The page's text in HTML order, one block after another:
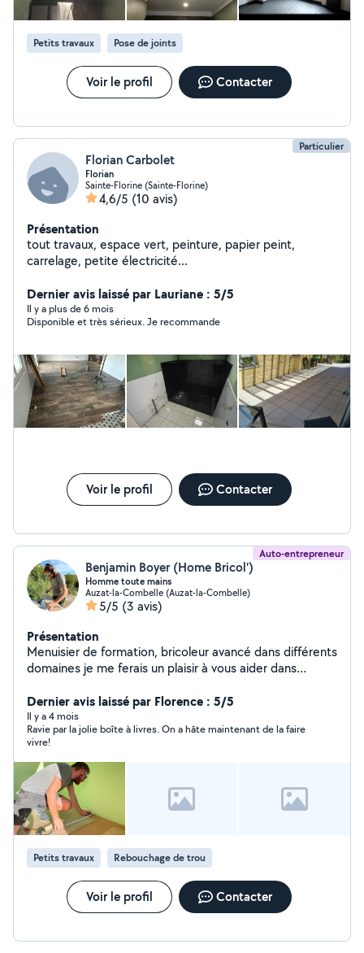
Petits travaux Pose de joints
Voir le profil Contacter
Particulier
Florian Carbolet
Florian
Sainte-Florine (Sainte-Florine)
4,6/5 (10 avis)
Présentation
tout travaux, espace vert, peinture, papier peint,
carrelage, petite électricité...
Dernier avis laissé par Lauriane : 5/5
Il y a plus de 6 mois
Disponible et très sérieux. Je recommande
Voir le profil Contacter
Auto-entrepreneur
Benjamin Boyer (Home Bricol')
Homme toute mains
Auzat-la-Combelle (Auzat-la-Combelle)
5/5 (3 avis)
Présentation
Menuisier de formation, bricoleur avancé dans différents
domaines je me ferais un plaisir à vous aider dans
Dernier avis laissé par Florence : 5/5
Il y a 4 mois
Ravie par la jolie boîte à livres. On a hâte maintenant de la faire
vivre!
Petits travaux Rebouchage de trou
Voir le profil Contacter